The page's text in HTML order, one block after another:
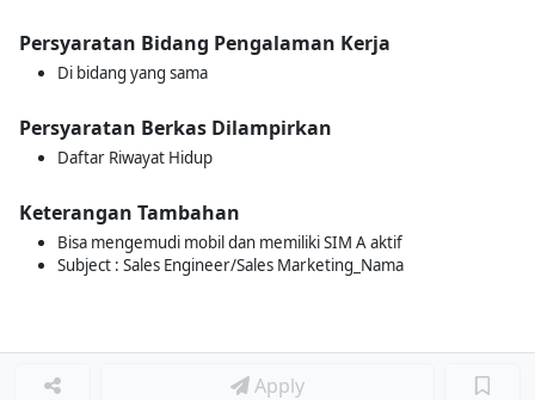
Persyaratan Bidang Pengalaman Kerja
Di bidang yang sama
Persyaratan Berkas Dilampirkan
Daftar Riwayat Hidup
Keterangan Tambahan
Bisa mengemudi mobil dan memiliki SIM A aktif
Subject : Sales Engineer/Sales Marketing_Nama
Apply